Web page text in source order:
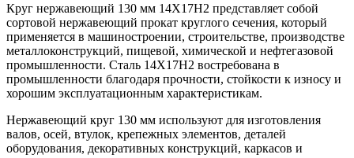
Круг нержавеющий 130 мм 14Х17Н2 представляет собой
сортовой нержавеющий прокат круглого сечения, который
применяется в машиностроении, строительстве, производстве
металлоконструкций, пищевой, химической и нефтегазовой
промышленности. Сталь 14Х17Н2 востребована в
промышленности благодаря прочности, стойкости к износу и
хорошим эксплуатационным характеристикам.
Нержавеющий круг 130 мм используют для изготовления
валов, осей, втулок, крепежных элементов, деталей
оборудования, декоративных конструкций, каркасов и